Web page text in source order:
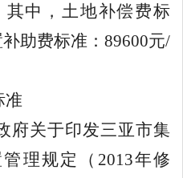
其中，土地补偿费标
助费标准： 89600元/
准
府关于印发三亚市集
理规定（ 2013年修